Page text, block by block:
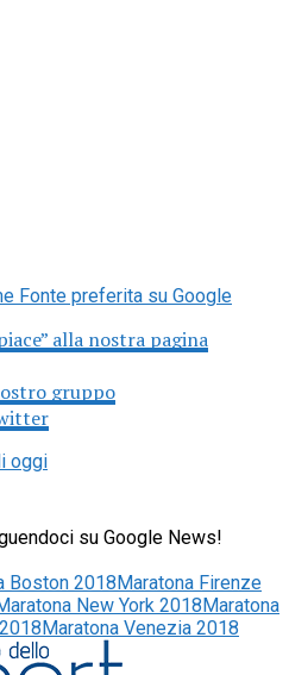
Fonte preferita su Google
alla nostra pagina
gruppo
oggi
su Google News!
Boston 2018Maratona Firenze
New York 2018Maratona
Maratona Venezia 2018